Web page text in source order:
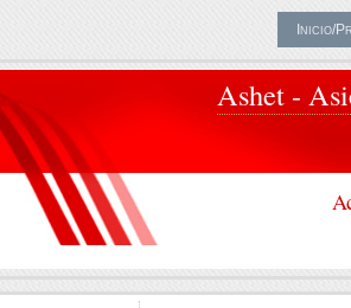
Inicio/
Ashet -